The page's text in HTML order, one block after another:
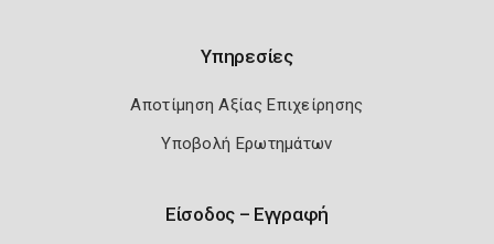
Υπηρεσίες
Αποτίμηση Αξίας Επιχείρησης
Υποβολή Ερωτημάτων
Είσοδος – Εγγραφή